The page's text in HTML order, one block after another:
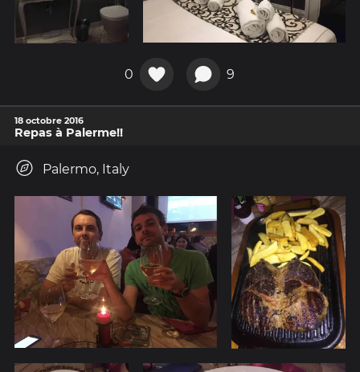
0 9
18 octobre 2016
Repas à Palerme!!
Palermo, Italy